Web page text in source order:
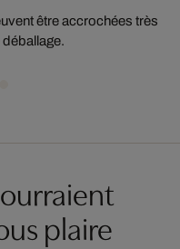
être accrochées très
plaire